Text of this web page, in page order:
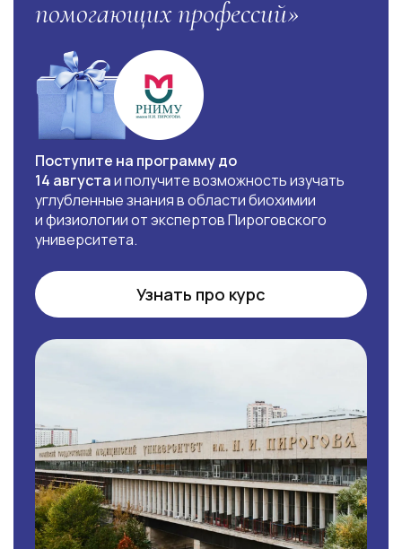
помогающих профессий»
Поступите на программу до
14 августаи получите возможность изучать
углубленные знания в области биохимии
и физиологии от экспертов Пироговского
университета.
Узнать про курс